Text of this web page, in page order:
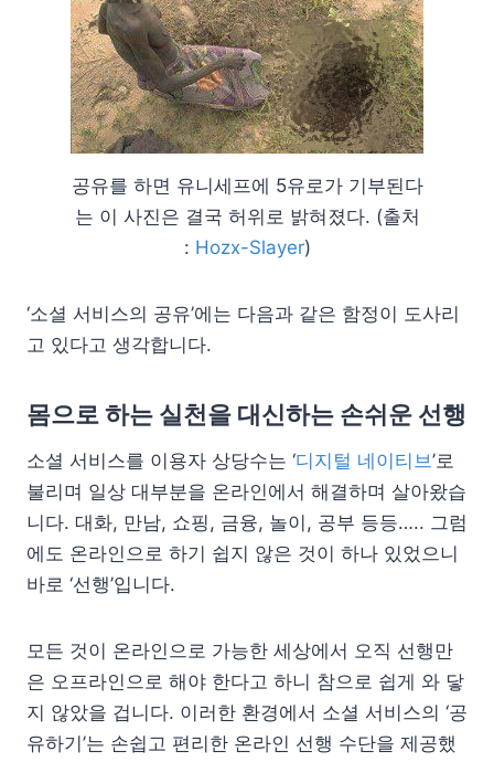
공유를 하면 유니세프에 5유로가 기부된다
는 이 사진은 결국 허위로 밝혀졌다. (출처
: Hozx-Slayer)
‘소셜 서비스의 공유’에는 다음과 같은 함정이 도사리
고 있다고 생각합니다.
몸으로 하는 실천을 대신하는 손쉬운 선행
소셜 서비스를 이용자 상당수는 ‘디지털 네이티브’로
불리며 일상 대부분을 온라인에서 해결하며 살아왔습
니다. 대화, 만남, 쇼핑, 금융, 놀이, 공부 등등….. 그럼
에도 온라인으로 하기 쉽지 않은 것이 하나 있었으니
바로 ‘선행’입니다.
모든 것이 온라인으로 가능한 세상에서 오직 선행만
은 오프라인으로 해야 한다고 하니 참으로 쉽게 와 닿
지 않았을 겁니다. 이러한 환경에서 소셜 서비스의 ‘공
유하기’는 손쉽고 편리한 온라인 선행 수단을 제공했